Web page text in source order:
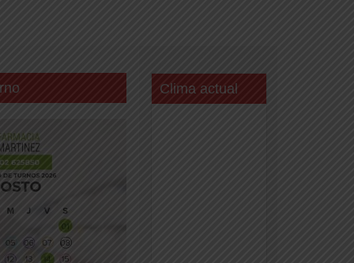
Clima actual